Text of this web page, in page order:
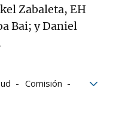
Zabaleta, EH
Bai; y Daniel
Comisión